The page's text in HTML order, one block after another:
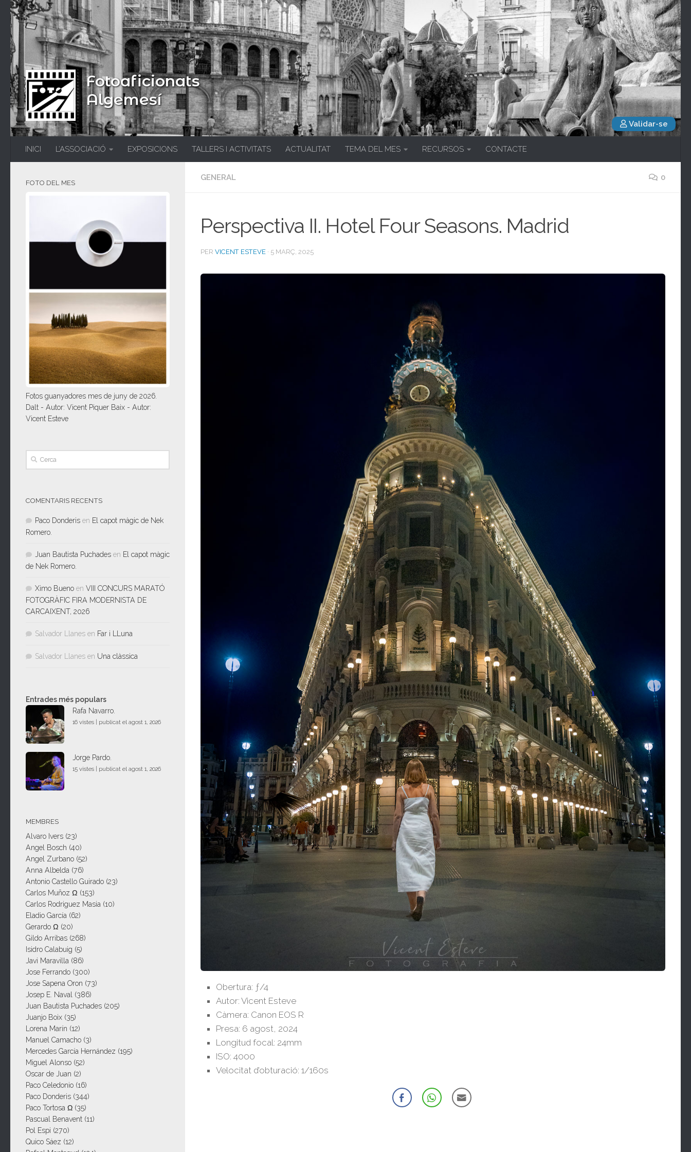
Validar-se
Fotoaficionats
Algemesí
INICI L’ASSOCIACIÓ EXPOSICIONS TALLERS I ACTIVITATS ACTUALITAT TEMA DEL MES RECURSOS CONTACTE
GENERAL 0
Perspectiva II. Hotel Four Seasons. Madrid
PER VICENT ESTEVE · 5 MARÇ, 2025
Obertura: ƒ/4
Autor: Vicent Esteve
Càmera: Canon EOS R
Presa: 6 agost, 2024
Longitud focal: 24mm
ISO: 4000
Velocitat d’obturació: 1/160s
FOTO DEL MES
Fotos guanyadores mes de juny de 2026.
Dalt - Autor: Vicent Piquer Baix - Autor:
Vicent Esteve
COMENTARIS RECENTS
Paco Donderis en El capot màgic de Nek
Romero.
Juan Bautista Puchades en El capot màgic
de Nek Romero.
Ximo Bueno en VIII CONCURS MARATÓ
FOTOGRÀFIC FIRA MODERNISTA DE
CARCAIXENT, 2026
Salvador Llanes en Far i LLuna
Salvador Llanes en Una clàssica
Entrades més populars
Rafa Navarro.
16 vistes publicat el agost 1, 2026
Jorge Pardo.
15 vistes publicat el agost 1, 2026
MEMBRES
Alvaro Ivers (23)
Angel Bosch (40)
Angel Zurbano (52)
Anna Albelda (76)
Antonio Castello Guirado (23)
Carlos Muñoz Ω (153)
Carlos Rodriguez Masia (10)
Eladio García (62)
Gerardo Ω (20)
Gildo Arribas (268)
Isidro Calabuig (5)
Javi Maravilla (86)
Jose Ferrando (300)
Jose Sapena Oron (73)
Josep E. Naval (386)
Juan Bautista Puchades (205)
Juanjo Boix (35)
Lorena Marín (12)
Manuel Camacho (3)
Mercedes García Hernández (195)
Miguel Alonso (52)
Oscar de Juan (2)
Paco Celedonio (16)
Paco Donderis (344)
Paco Tortosa Ω (35)
Pascual Benavent (11)
Pol Espi (270)
Quico Sáez (12)